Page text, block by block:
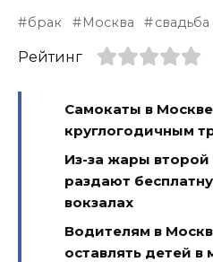
брак Москва свадьба
Рейтинг
Самокаты в Москве
круглогодичным
Из-за жары
раздают
вокзалах
Водителям в
оставлять детей